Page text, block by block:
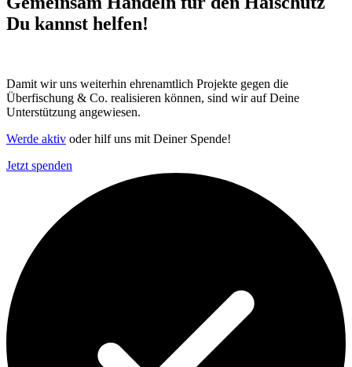
Du kannst helfen!
Damit wir uns weiterhin ehrenamtlich Projekte gegen die
Überfischung & Co. realisieren können, sind wir auf Deine
Unterstützung angewiesen.
Werde aktiv oder hilf uns mit Deiner Spende!
Jetzt spenden